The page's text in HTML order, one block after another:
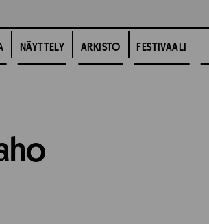
NÄYTTELY ARKISTO FESTIVAALI